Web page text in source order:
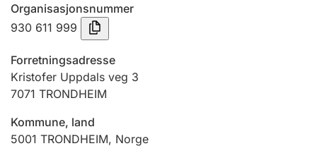
Tinglysing
Jeger
Organisasjonsnummer
930 611 999
Forretningsadresse
Kristofer Uppdals veg 3
7071 TRONDHEIM
Kommune, land
5001 TRONDHEIM, Norge